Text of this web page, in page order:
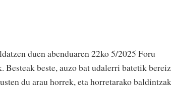
duen abenduaren 22ko 5/2025 Foru
beste, auzo bat udalerri batetik
du arau horrek, eta horretarako baldintzak